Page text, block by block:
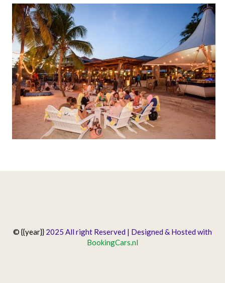
© {{year}} 2025 All right Reserved | Designed & Hosted with
BookingCars.nl